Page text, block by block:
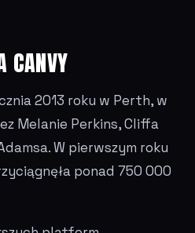
CANVY
2013 roku w Perth, w
Melanie Perkins, Cliffa
W pierwszym roku
ponad 750 000